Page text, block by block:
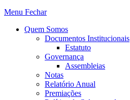
Menu Fechar
Quem Somos
Documentos Institucionais
Estatuto
Governança
Assembleias
Notas
Relatório Anual
Premiações